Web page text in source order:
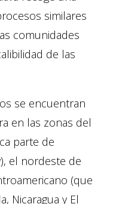
similares
comunidades
de las
se encuentran
en las zonas del
parte de
el nordeste de
(que
Nicaragua y El